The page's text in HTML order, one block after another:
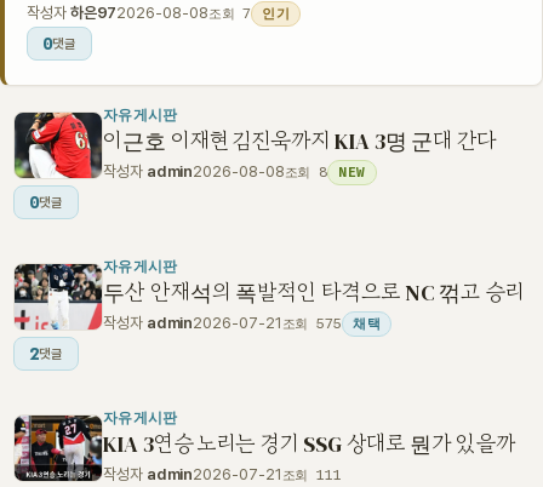
작성자 하은972026-08-08조회 7 인기
0댓글
자유게시판
이근호 이재현 김진욱까지 KIA 3명 군대 간다
작성자 admin2026-08-08조회 8 NEW
0댓글
자유게시판
두산 안재석의 폭발적인 타격으로 NC 꺾고 승리
작성자 admin2026-07-21 조회 575 채택
2댓글
자유게시판
KIA 3연승 노리는 경기 SSG 상대로 뭔가 있을까
작성자 admin2026-07-21 조회 111